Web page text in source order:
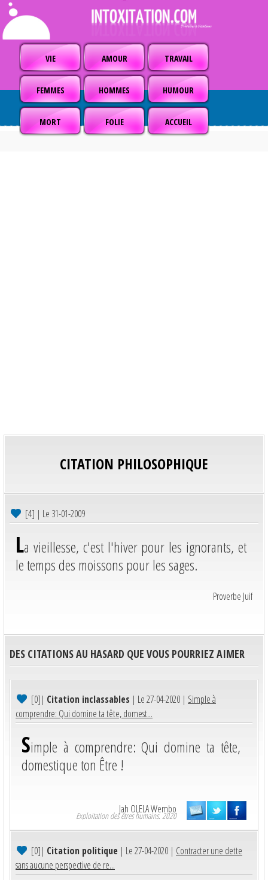
VIE AMOUR TRAVAIL
FEMMES HOMMES HUMOUR
MORT FOLIE ACCUEIL
CITATION PHILOSOPHIQUE
[4] | Le 31-01-2009
La vieillesse, c'est l'hiver pour les ignorants, et
le temps des moissons pour les sages.
Proverbe Juif
DES CITATIONS AU HASARD QUE VOUS POURRIEZ AIMER
[0]| Citation inclassables | Le 27-04-2020 | Simple à
comprendre: Qui domine ta tête, domest...
Simple à comprendre: Qui domine ta tête,
domestique ton Être !
Jah OLELA Wembo
Exploitation des êtres humains. 2020
[0]| Citation politique | Le 27-04-2020 | Contracter une dette
sans aucune perspective de re...